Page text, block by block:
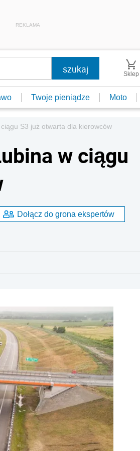
REKLAMA
Sklep
Twoje pieniądze Moto
S3 już otwarta dla kierowców
w ciągu
Dołącz do grona ekspertów